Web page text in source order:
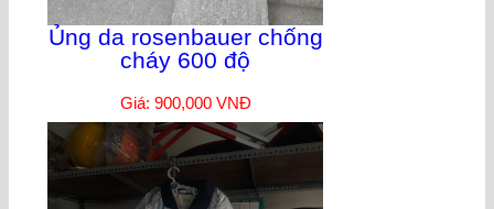
Ủng da rosenbauer chống
cháy 600 độ
Giá: 900,000 VNĐ